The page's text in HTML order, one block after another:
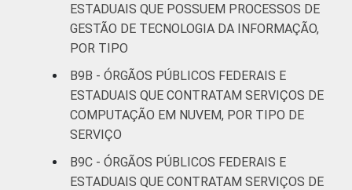
ESTADUAIS QUE POSSUEM PROCESSOS DE
GESTÃO DE TECNOLOGIA DA INFORMAÇÃO,
POR TIPO
B9B - ÓRGÃOS PÚBLICOS FEDERAIS E
ESTADUAIS QUE CONTRATAM SERVIÇOS DE
COMPUTAÇÃO EM NUVEM, POR TIPO DE
SERVIÇO
B9C - ÓRGÃOS PÚBLICOS FEDERAIS E
ESTADUAIS QUE CONTRATAM SERVIÇOS DE